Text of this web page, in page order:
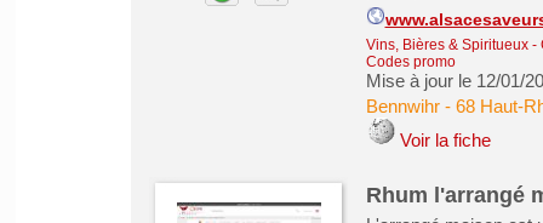
Vins, Bières & Spiritueux-
Codes promo
Mise à jour le 12/01/
Bennwihr- 68 Haut-
Voir la fiche
Rhum l'arrangé